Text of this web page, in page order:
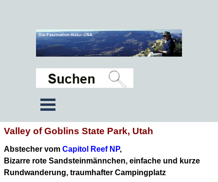
Valley of Goblins State Park, Utah
Abstecher vom Capitol Reef NP,
Bizarre rote Sandsteinmännchen, einfache und kurze
Rundwanderung, traumhafter Campingplatz